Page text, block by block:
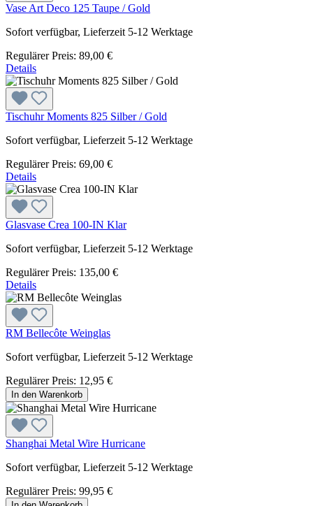
Vase Art Deco 125 Taupe / Gold
Sofort verfügbar, Lieferzeit 5-12 Werktage
Regulärer Preis: 89,00 €
Details
Tischuhr Moments 825 Silber / Gold
Sofort verfügbar, Lieferzeit 5-12 Werktage
Regulärer Preis: 69,00 €
Details
Glasvase Crea 100-IN Klar
Sofort verfügbar, Lieferzeit 5-12 Werktage
Regulärer Preis: 135,00 €
Details
RM Bellecôte Weinglas
Sofort verfügbar, Lieferzeit 5-12 Werktage
Regulärer Preis: 12,95 €
In den Warenkorb
Shanghai Metal Wire Hurricane
Sofort verfügbar, Lieferzeit 5-12 Werktage
Regulärer Preis: 99,95 €